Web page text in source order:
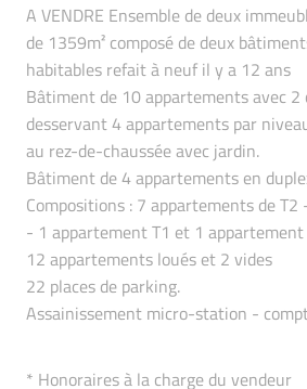
A VENDRE Ensemble de deux
de 1359m² composé de deux
habitables refait à neuf il y a 12 ans
Bâtiment de 10 appartements avec 2
desservant 4 appartements par
au rez-de-chaussée avec jardin.
Bâtiment de 4 appartements en
Compositions : 7 appartements de
- 1 appartement T1 et 1 appartement
12 appartements loués et 2 vides
22 places de parking.
Assainissement micro-station -
* Honoraires à la charge du vendeur